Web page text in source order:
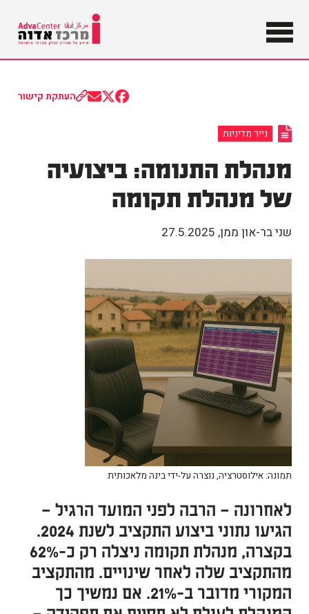
מרכז
אדוה
מידע על
שוויון וצדק
חברתי
בישראל
נייר מדיניות
מנהלת התנומה: ביצועיה
של מנהלת תקומה
שני בר-און ממן,
27.5.2025
Share
Share
Shareהעתקת קישור
תמונה: אילוסטרציה, נוצרה על-ידי בינה מלאכותית
לאחרונה – הרבה לפני המועד הרגיל –
הגיעו נתוני ביצוע התקציב לשנת 2024.
בקצרה, מנהלת תקומה ניצלה רק כ-62%
מהתקציב שלה לאחר שינויים. מהתקציב
המקורי מדובר ב-21%. אם נמשיך כך